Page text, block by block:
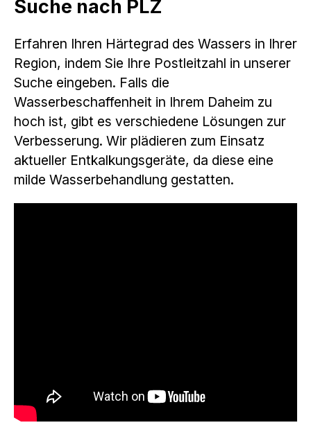
Suche nach PLZ
Erfahren Ihren Härtegrad des Wassers in Ihrer
Region, indem Sie Ihre Postleitzahl in unserer
Suche eingeben. Falls die
Wasserbeschaffenheit in Ihrem Daheim zu
hoch ist, gibt es verschiedene Lösungen zur
Verbesserung. Wir plädieren zum Einsatz
aktueller Entkalkungsgeräte, da diese eine
milde Wasserbehandlung gestatten.